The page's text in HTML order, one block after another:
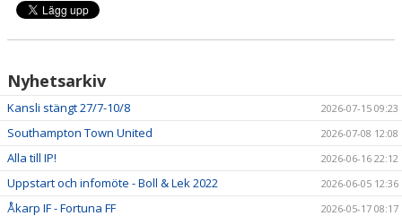
DOKUMENT
Nyhetsarkiv
Kansli stängt 27/7-10/8 2026-07-15 09:23
Southampton Town United 2026-07-08 12:08
Alla till IP! 2026-06-16 22:12
Uppstart och infomöte - Boll & Lek 2022 2026-06-05 12:36
Åkarp IF - Fortuna FF 2026-05-17 08:17